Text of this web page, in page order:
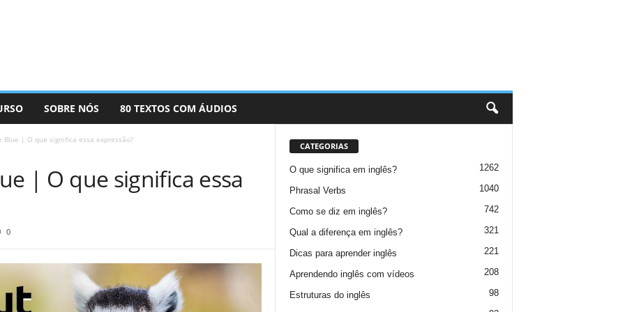
SOBRE NÓS 80 TEXTOS COM ÁUDIOS
Blue | O que significa essa expressão?
| O que significa essa
0
CATEGORIAS
O que significa em inglês? 1262
Phrasal Verbs 1040
Como se diz em inglês? 742
Qual a diferença em inglês? 321
Dicas para aprender inglês 221
Aprendendo inglês com vídeos 208
Estruturas do inglês 98